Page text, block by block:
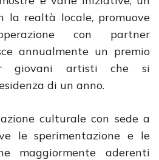
la realtà locale, promuove
con partner
annualmente un premio
giovani artisti che si
di un anno.
culturale con sede a
le sperimentazione e le
maggiormente aderenti